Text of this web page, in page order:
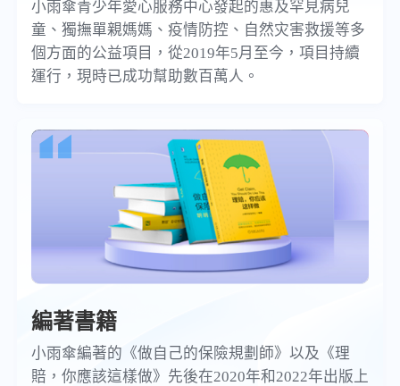
小雨傘青少年愛心服務中心發起的惠及罕見病兒
童、獨撫單親媽媽、疫情防控、自然灾害救援等多
個方面的公益項目，從2019年5月至今，項目持續
運行，現時已成功幫助數百萬人。
編著書籍
小雨傘編著的《做自己的保險規劃師》以及《理
賠，你應該這樣做》先後在2020年和2022年出版上